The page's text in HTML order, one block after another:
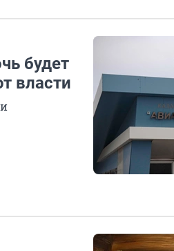
будет
власти